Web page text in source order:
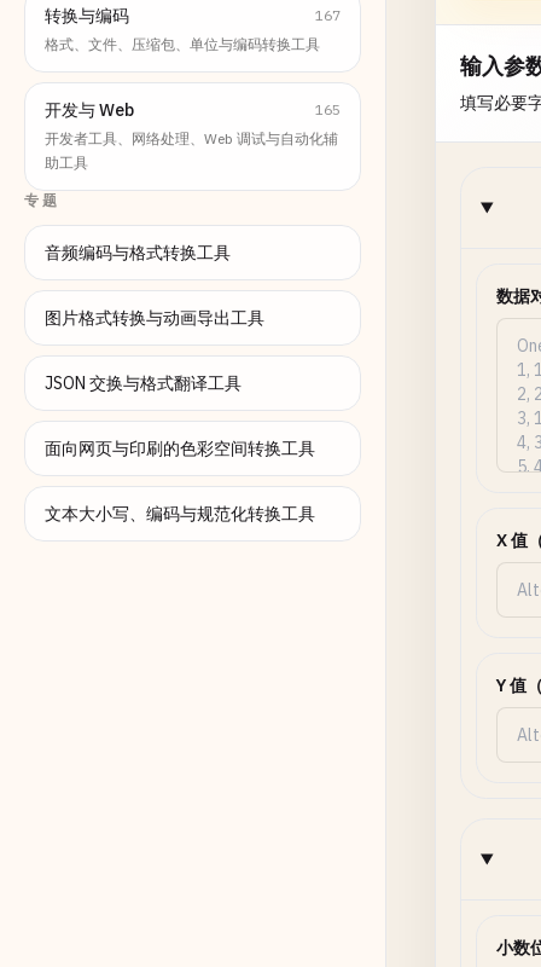
转换与编码
167
格式、文件、压缩包、单位与编码转换工具
开发与 Web
165
开发者工具、网络处理、Web 调试与自动化辅
助工具
专题
音频编码与格式转换工具
图片格式转换与动画导出工具
JSON 交换与格式翻译工具
面向网页与印刷的色彩空间转换工具
文本大小写、编码与规范化转换工具
输入参
填写必要
数据
X 值
Y 值
小数